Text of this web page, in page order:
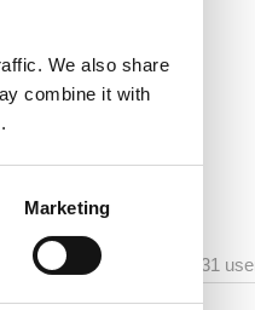
We also share
combine it with
Marketing
1031